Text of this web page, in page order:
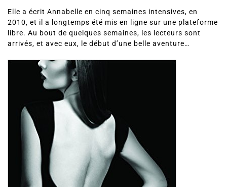
Elle a écrit Annabelle en cinq semaines intensives, en
2010, et il a longtemps été mis en ligne sur une plateforme
libre. Au bout de quelques semaines, les lecteurs sont
arrivés, et avec eux, le début d’une belle aventure…